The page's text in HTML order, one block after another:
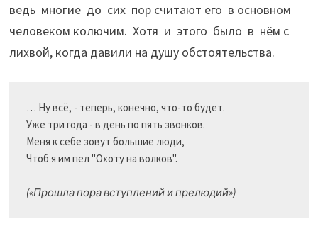
ведь многие до сих пор считают его в основном
человеком колючим. Хотя и этого было в нём с
лихвой, когда давили на душу обстоятельства.
… Ну всё, - теперь, конечно, что-то будет.
Уже три года - в день по пять звонков.
Меня к себе зовут большие люди,
Чтоб я им пел "Охоту на волков".
(«Прошла пора вступлений и прелюдий»)